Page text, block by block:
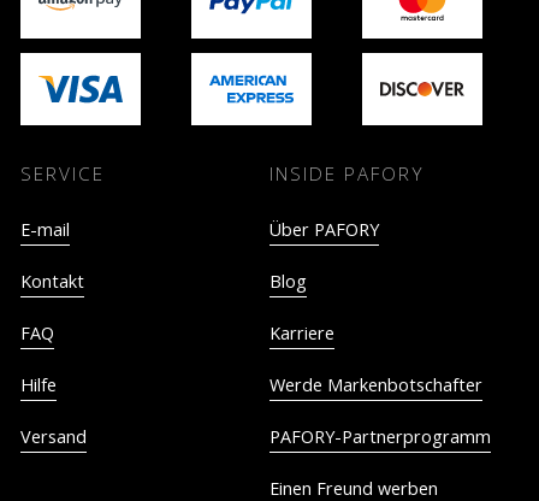
SERVICE
E-mail
Kontakt
FAQ
Hilfe
Versand
INSIDE PAFORY
Über PAFORY
Blog
Karriere
Werde Markenbotschafter
PAFORY-Partnerprogramm
Einen Freund werben